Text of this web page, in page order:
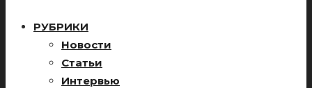
РУБРИКИ
Новости
Статьи
Интервью